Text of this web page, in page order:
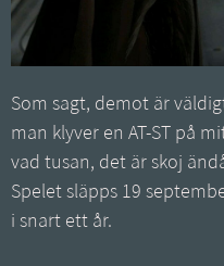
Som sagt, demot är
man klyver en AT-ST på
vad tusan, det är skoj
Spelet släpps 19
i snart ett år.